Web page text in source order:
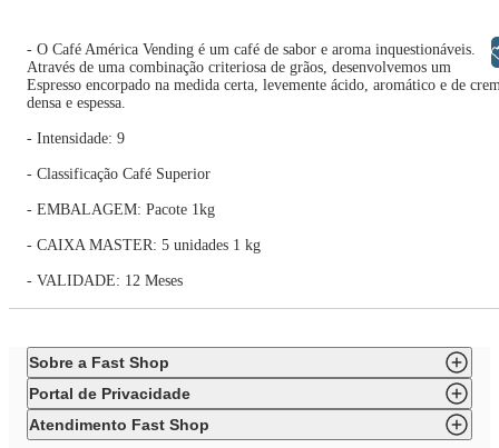
- O Café América Vending é um café de sabor e aroma inquestionáveis.
Através de uma combinação criteriosa de grãos, desenvolvemos um
Espresso encorpado na medida certa, levemente ácido, aromático e de
densa e espessa.
- Intensidade: 9
- Classificação Café Superior
- EMBALAGEM: Pacote 1kg
- CAIXA MASTER: 5 unidades 1 kg
- VALIDADE: 12 Meses
Sobre a Fast Shop
Portal de Privacidade
Atendimento Fast Shop
Libras